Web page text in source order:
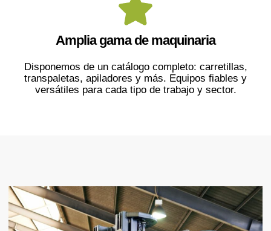
Amplia gama de maquinaria
Disponemos de un catálogo completo: carretillas,
transpaletas, apiladores y más. Equipos fiables y
versátiles para cada tipo de trabajo y sector.